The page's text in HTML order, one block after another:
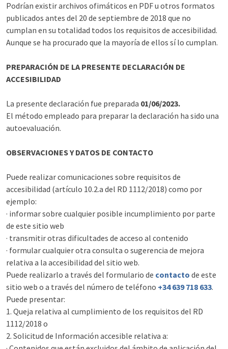
Podrían existir archivos ofimáticos en PDF u otros formatos
publicados antes del 20 de septiembre de 2018 que no
cumplan en su totalidad todos los requisitos de accesibilidad.
Aunque se ha procurado que la mayoría de ellos sí lo cumplan.
PREPARACIÓN DE LA PRESENTE DECLARACIÓN DE
ACCESIBILIDAD
La presente declaración fue preparada 01/06/2023.
El método empleado para preparar la declaración ha sido una
autoevaluación.
OBSERVACIONES Y DATOS DE CONTACTO
Puede realizar comunicaciones sobre requisitos de
accesibilidad (artículo 10.2.a del RD 1112/2018) como por
ejemplo:
· informar sobre cualquier posible incumplimiento por parte
de este sitio web
· transmitir otras dificultades de acceso al contenido
· formular cualquier otra consulta o sugerencia de mejora
relativa a la accesibilidad del sitio web.
Puede realizarlo a través del formulario de contacto de este
sitio web o a través del número de teléfono +34 639 718 633.
Puede presentar:
1. Queja relativa al cumplimiento de los requisitos del RD
1112/2018 o
2. Solicitud de Información accesible relativa a: